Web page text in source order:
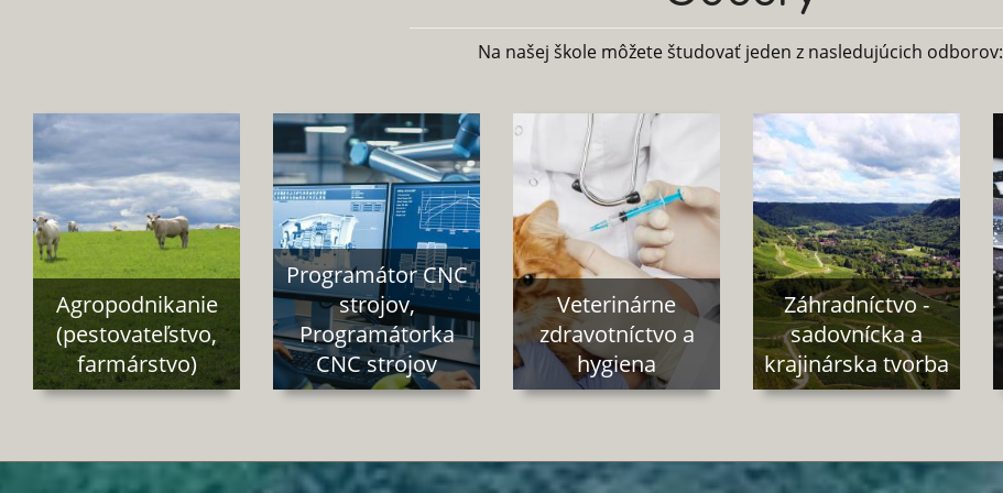
Na našej škole môžete študovať jeden z nasledujúcich odborov:
Agropodnikanie
(pestovateľstvo,
farmárstvo)
Programátor CNC
strojov,
Programátorka
CNC strojov
Veterinárne
zdravotníctvo a
hygiena
Záhradníctvo -
sadovnícka a
krajinárska tvorba